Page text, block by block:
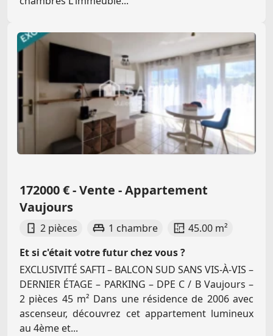
172000 € - Vente - Appartement
Vaujours
2 pièces 1 chambre
45.00 m²
Et si c'était votre futur chez vous ?
EXCLUSIVITÉ SAFTI – BALCON SUD SANS VIS-À-VIS –
DERNIER ÉTAGE – PARKING – DPE C / B Vaujours –
2 pièces 45 m² Dans une résidence de 2006 avec
ascenseur, découvrez cet appartement lumineux
au 4ème et...